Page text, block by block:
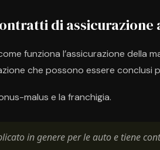
di assicurazione
funziona l’assicurazione della
che possono essere conclusi
malus e la franchigia.
in genere per le auto e tiene